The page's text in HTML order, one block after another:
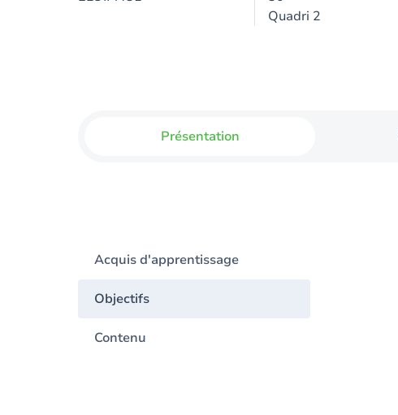
Quadri 2
Présentation
Acquis d'apprentissage
Objectifs
Contenu